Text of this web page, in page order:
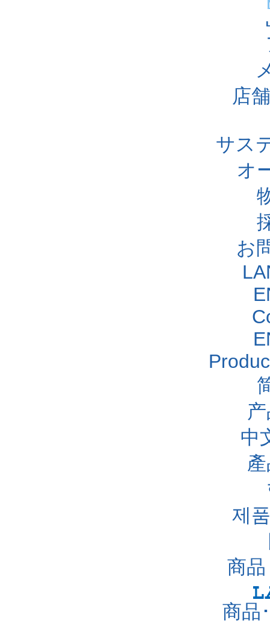
店
サス
オ
お
中
제
商
商品